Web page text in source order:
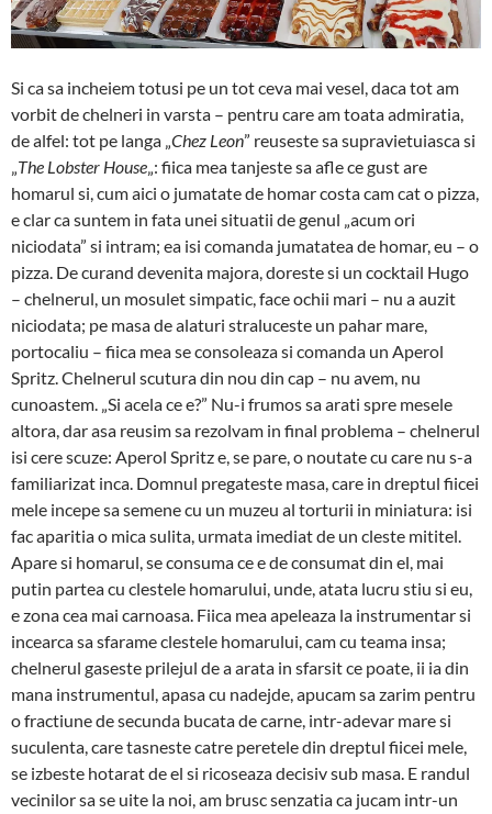
Si ca sa incheiem totusi pe un tot ceva mai vesel, daca tot am
vorbit de chelneri in varsta – pentru care am toata admiratia,
de alfel: tot pe langa „Chez Leon” reuseste sa supravietuiasca si
„The Lobster House„: fiica mea tanjeste sa afle ce gust are
homarul si, cum aici o jumatate de homar costa cam cat o pizza,
e clar ca suntem in fata unei situatii de genul „acum ori
niciodata” si intram; ea isi comanda jumatatea de homar, eu – o
pizza. De curand devenita majora, doreste si un cocktail Hugo
– chelnerul, un mosulet simpatic, face ochii mari – nu a auzit
niciodata; pe masa de alaturi straluceste un pahar mare,
portocaliu – fiica mea se consoleaza si comanda un Aperol
Spritz. Chelnerul scutura din nou din cap – nu avem, nu
cunoastem. „Si acela ce e?” Nu-i frumos sa arati spre mesele
altora, dar asa reusim sa rezolvam in final problema – chelnerul
isi cere scuze: Aperol Spritz e, se pare, o noutate cu care nu s-a
familiarizat inca. Domnul pregateste masa, care in dreptul fiicei
mele incepe sa semene cu un muzeu al torturii in miniatura: isi
fac aparitia o mica sulita, urmata imediat de un cleste mititel.
Apare si homarul, se consuma ce e de consumat din el, mai
putin partea cu clestele homarului, unde, atata lucru stiu si eu,
e zona cea mai carnoasa. Fiica mea apeleaza la instrumentar si
incearca sa sfarame clestele homarului, cam cu teama insa;
chelnerul gaseste prilejul de a arata in sfarsit ce poate, ii ia din
mana instrumentul, apasa cu nadejde, apucam sa zarim pentru
o fractiune de secunda bucata de carne, intr-adevar mare si
suculenta, care tasneste catre peretele din dreptul fiicei mele,
se izbeste hotarat de el si ricoseaza decisiv sub masa. E randul
vecinilor sa se uite la noi, am brusc senzatia ca jucam intr-un